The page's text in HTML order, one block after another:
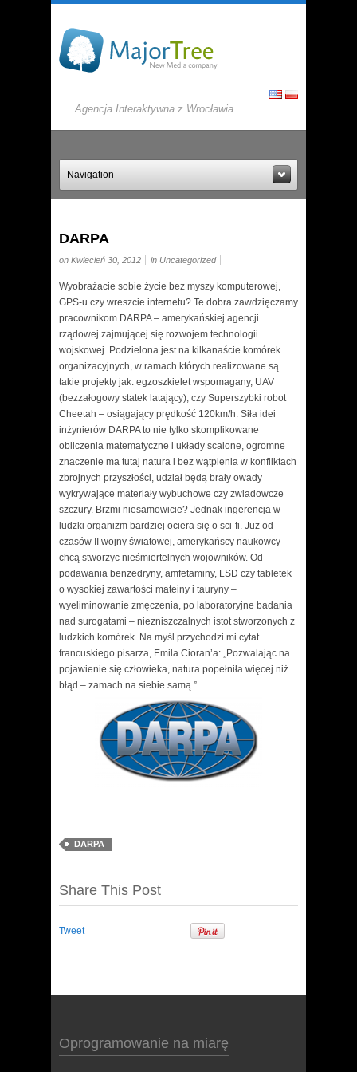
Agencja Interaktywna z Wrocławia
Navigation
DARPA
on Kwiecień 30, 2012 in Uncategorized
Wyobrażacie sobie życie bez myszy komputerowej,
GPS-u czy wreszcie internetu? Te dobra zawdzięczamy
pracownikom DARPA – amerykańskiej agencji
rządowej zajmującej się rozwojem technologii
wojskowej. Podzielona jest na kilkanaście komórek
organizacyjnych, w ramach których realizowane są
takie projekty jak: egzoszkielet wspomagany, UAV
(bezzałogowy statek latający), czy Superszybki robot
Cheetah – osiągający prędkość 120km/h. Siła idei
inżynierów DARPA to nie tylko skomplikowane
obliczenia matematyczne i układy scalone, ogromne
znaczenie ma tutaj natura i bez wątpienia w konfliktach
zbrojnych przyszłości, udział będą brały owady
wykrywające materiały wybuchowe czy zwiadowcze
szczury. Brzmi niesamowicie? Jednak ingerencja w
ludzki organizm bardziej ociera się o sci-fi. Już od
czasów II wojny światowej, amerykańscy naukowcy
chcą stworzyc nieśmiertelnych wojowników. Od
podawania benzedryny, amfetaminy, LSD czy tabletek
o wysokiej zawartości mateiny i tauryny –
wyeliminowanie zmęczenia, po laboratoryjne badania
nad surogatami – niezniszczalnych istot stworzonych z
ludzkich komórek. Na myśl przychodzi mi cytat
francuskiego pisarza, Emila Cioran’a: „Pozwalając na
pojawienie się człowieka, natura popełniła więcej niż
błąd – zamach na siebie samą.”
DARPA
Share This Post
Tweet
Oprogramowanie na miarę